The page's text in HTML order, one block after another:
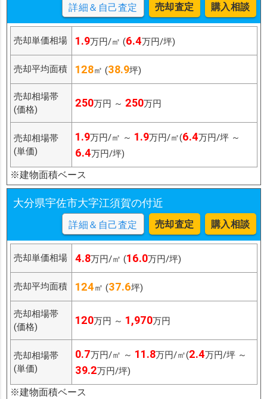
詳細＆自己査定 売却査定 購入相談
売却単価相場 1.9万円/㎡ (6.4万円/坪)
売却平均面積 128㎡ (38.9坪)
売却相場帯
(価格)
250万円 ～ 250万円
売却相場帯
(単価)
1.9万円/㎡ ～ 1.9万円/㎡(6.4万円/坪 ～
6.4万円/坪)
※建物面積ベース
大分県宇佐市大字江須賀の付近
詳細＆自己査定 売却査定 購入相談
売却単価相場 4.8万円/㎡ (16.0万円/坪)
売却平均面積 124㎡ (37.6坪)
売却相場帯
(価格)
120万円 ～ 1,970万円
売却相場帯
(単価)
0.7万円/㎡ ～ 11.8万円/㎡(2.4万円/坪 ～
39.2万円/坪)
※建物面積ベース